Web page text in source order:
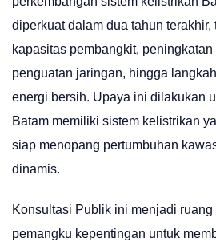
diperkuat dalam dua tahun
kapasitas pembangkit,
penguatan jaringan, hingga
energi bersih. Upaya ini dilakukan
Batam memiliki sistem kelistrikan
siap menopang pertumbuhan
dinamis.
Konsultasi Publik ini menjadi
pemangku kepentingan untuk